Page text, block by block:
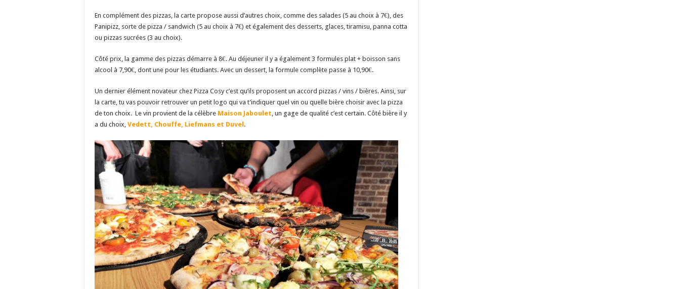
En complément des pizzas, la carte propose aussi d’autres choix, comme des salades (5 au choix à 7€), des
Panipizz, sorte de pizza / sandwich (5 au choix à 7€) et également des desserts, glaces, tiramisu, panna cotta
ou pizzas sucrées (3 au choix).
Côté prix, la gamme des pizzas démarre à 8€. Au déjeuner il y a également 3 formules plat + boisson sans
alcool à 7,90€, dont une pour les étudiants. Avec un dessert, la formule complète passe à 10,90€.
Un dernier élément novateur chez Pizza Cosy c’est qu’ils proposent un accord pizzas / vins / bières. Ainsi, sur
la carte, tu vas pouvoir retrouver un petit logo qui va t’indiquer quel vin ou quelle bière choisir avec la pizza
de ton choix. Le vin provient de la célèbre Maison Jaboulet, un gage de qualité c’est certain. Côté bière il y
a du choix, Vedett, Chouffe, Liefmans et Duvel .